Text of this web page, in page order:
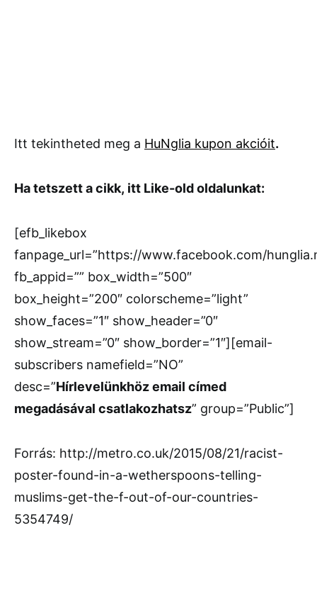
Itt tekintheted meg a HuNglia kupon akcióit.
Ha tetszett a cikk, itt Like-old oldalunkat:
[efb_likebox
fanpage_url=”https://www.facebook.com/
fb_appid=”” box_width=”500″
box_height=”200″ colorscheme=”light”
show_faces=”1″ show_header=”0″
show_stream=”0″ show_border=”1″][email-
subscribers namefield=”NO”
desc=”Hírlevelünkhöz email címed
megadásával csatlakozhatsz” group=”Public”]
Forrás: http://metro.co.uk/2015/08/21/racist-
poster-found-in-a-wetherspoons-telling-
muslims-get-the-f-out-of-our-countries-
5354749/